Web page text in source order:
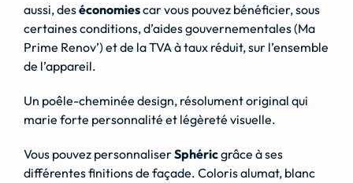
aussi, deséconomiescar vous pouvez bénéficier, sous
certaines conditions, d’aides gouvernementales (Ma
Prime Renov’) et de la TVA à taux réduit, sur l’ensemble
de l’appareil.
Un poêle-cheminée design, résolument original qui
marie forte personnalité et légèreté visuelle.
Vous pouvez personnaliserSphéricgrâce à ses
différentes finitions de façade. Coloris alumat, blanc